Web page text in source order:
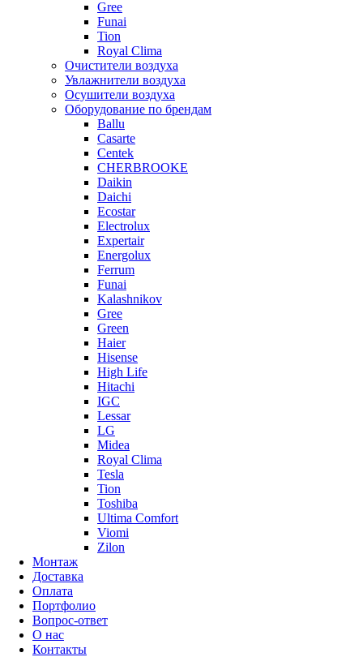
Gree
Funai
Tion
Royal Clima
Очистители воздуха
Увлажнители воздуха
Осушители воздуха
Оборудование по брендам
Ballu
Casarte
Centek
CHERBROOKE
Daikin
Daichi
Ecostar
Electrolux
Expertair
Energolux
Ferrum
Funai
Kalashnikov
Gree
Grеen
Haier
Hisense
High Life
Hitachi
IGC
Lessar
LG
Midea
Royal Clima
Tesla
Tion
Toshiba
Ultima Comfort
Viomi
Zilon
Монтаж
Доставка
Оплата
Портфолио
Вопрос-ответ
О нас
Контакты